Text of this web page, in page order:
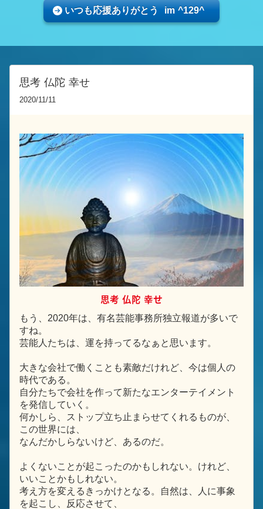
いつも応援ありがとう im ^129^
思考 仏陀 幸せ
2020/11/11
思考 仏陀 幸せ
もう、2020年は、有名芸能事務所独立報道が多いで
すね。
芸能人たちは、運を持ってるなぁと思います。
大きな会社で働くことも素敵だけれど、今は個人の
時代である。
自分たちで会社を作って新たなエンターテイメント
を発信していく。
何かしら、ストップ立ち止まらせてくれるものが、
この世界には、
なんだかしらないけど、あるのだ。
よくないことが起こったのかもしれない。けれど、
いいことかもしれない。
考え方を変えるきっかけとなる。自然は、人に事象
を起こし、反応させて、